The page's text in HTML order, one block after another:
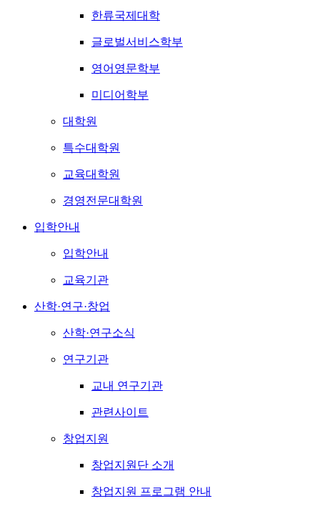
한류국제대학
글로벌서비스학부
영어영문학부
미디어학부
대학원
특수대학원
교육대학원
경영전문대학원
입학안내
입학안내
교육기관
산학·연구·창업
산학·연구소식
연구기관
교내 연구기관
관련사이트
창업지원
창업지원단 소개
창업지원 프로그램 안내